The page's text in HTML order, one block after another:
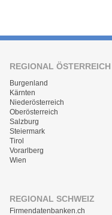
REGIONAL ÖSTERREICH
Burgenland
Kärnten
Niederösterreich
Oberösterreich
Salzburg
Steiermark
Tirol
Vorarlberg
Wien
REGIONAL SCHWEIZ
Firmendatenbanken.ch